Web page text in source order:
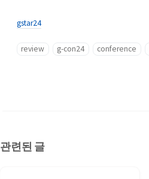
gstar24
review g-con24 conference
관련된 글